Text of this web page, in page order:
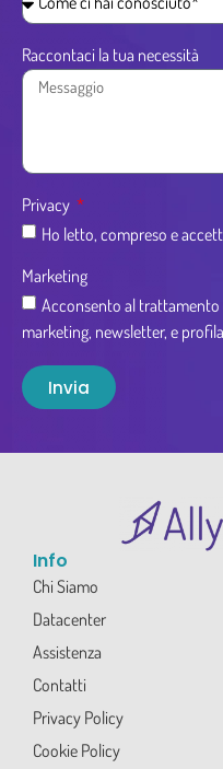
Raccontaci la tua necessità
Privacy
Ho letto, compreso e
Marketing
Acconsento al
marketing, newsletter, e
Invia
Info
Chi Siamo
Datacenter
Assistenza
Contatti
Privacy Policy
Cookie Policy